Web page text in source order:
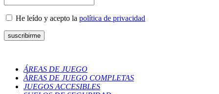
He leído y acepto la política de privacidad
ÁREAS DE JUEGO
ÁREAS DE JUEGO COMPLETAS
JUEGOS ACCESIBLES